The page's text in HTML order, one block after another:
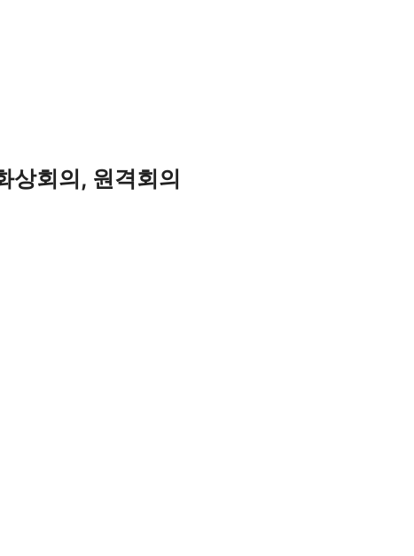
상회의, 원격회의